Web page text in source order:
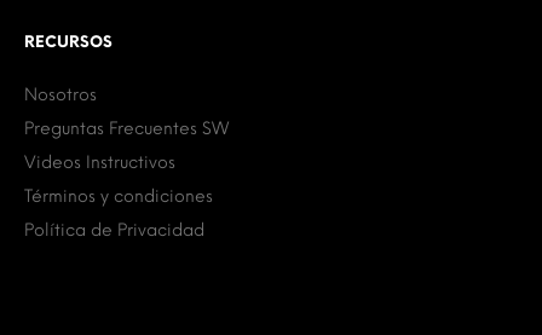
RECURSOS
Nosotros
Preguntas Frecuentes SW
Videos Instructivos
Términos y condiciones
Política de Privacidad